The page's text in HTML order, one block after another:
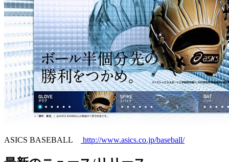
ASICS BASEBALL http://www.asics.co.jp/baseball/